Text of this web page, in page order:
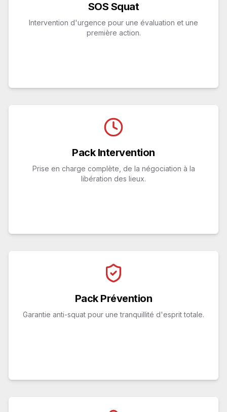
SOS Squat
Intervention d'urgence pour une évaluation et une
première action.
Premières mesures conservatoires
Conseils juridiques immédiats
Pack Intervention
Prise en charge complète, de la négociation à la
libération des lieux.
Pack Intervention
Gestion complète de la procédure
Intervention rapide et efficace
Pack Prévention
Garantie anti-squat pour une tranquillité d'esprit totale.
Pack Prévention
Installation de systèmes de surveillance
Visites de contrôle régulières